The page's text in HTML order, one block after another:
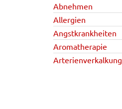
Abnehmen
Allergien
Angstkrankheiten
Aromatherapie
Arterienverkalkung